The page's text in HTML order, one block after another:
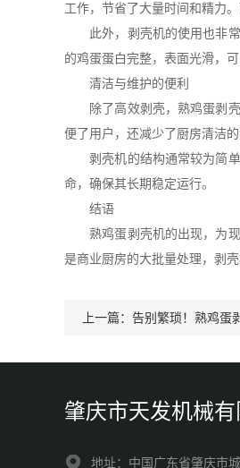
工作，节省了大量时间和精力
此外，剥壳机的使用也非常
的鸡蛋蛋白完整，表面光滑，
清洁与维护的便利
除了高效剥壳，熟鸡蛋剥壳
便了用户，还减少了厨房清洁的
剥壳机的结构通常较为简单
命，确保其长期稳定运行。
结语
熟鸡蛋剥壳机的出现，为现
是商业厨房的大批量处理，剥
上一篇： 告别繁琐！熟鸡蛋
肇庆市天发机械有
地址：中国广东省肇庆市